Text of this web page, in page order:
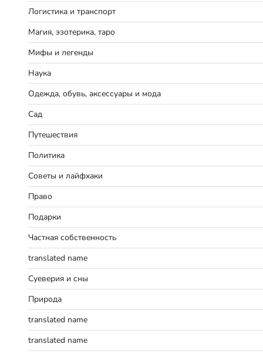
Логистика и транспорт
Магия, эзотерика, таро
Мифы и легенды
Наука
Одежда, обувь, аксессуары и мода
Сад
Путешествия
Политика
Советы и лайфхаки
Право
Подарки
Частная собственность
translated name
Суеверия и сны
Природа
translated name
translated name